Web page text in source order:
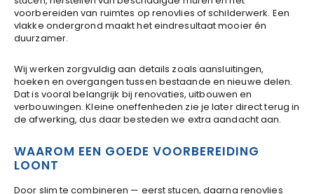
voorbereiden van ruimtes op renovlies of schilderwerk. Een
vlakke ondergrond maakt het eindresultaat mooier én
duurzamer.
Wij werken zorgvuldig aan details zoals aansluitingen,
hoeken en overgangen tussen bestaande en nieuwe delen.
Dat is vooral belangrijk bij renovaties, uitbouwen en
verbouwingen. Kleine oneffenheden zie je later direct terug in
de afwerking, dus daar besteden we extra aandacht aan.
WAAROM EEN GOEDE VOORBEREIDING
LOONT
Door slim te combineren — eerst stucen, daarna renovlies